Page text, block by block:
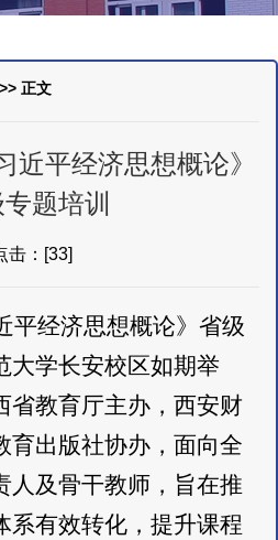
>> 正文
近平经济思想概论》
题培训
击：[33]
平经济思想概论》省级
大学长安校区如期举
省教育厅主办，西安财
育出版社协办，面向全
人及骨干教师，旨在推
系有效转化，提升课程